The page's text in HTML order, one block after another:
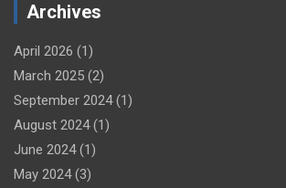
Archives
April 2026 (1)
March 2025 (2)
September 2024(1)
August 2024(1)
June 2024(1)
May 2024(3)